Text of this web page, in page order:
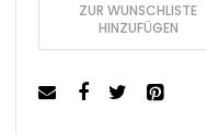
ZUR WUNSCHLISTE
HINZUFÜGEN